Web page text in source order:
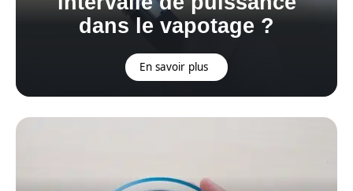
dans le vapotage ?
En savoir plus